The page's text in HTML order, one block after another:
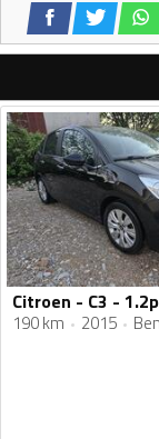
Citroen - C3 -
190 km 2015